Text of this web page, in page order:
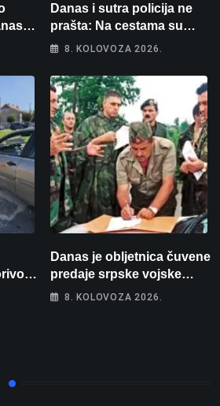
u
Danas i sutra policija ne
prašta: Na cestama su
posebno na meti ovi
8. KOLOVOZA 2026.
Danas je obljetnica čuvene
predaje srpske vojske
generalu Petru Stipetiću
8. KOLOVOZA 2026.